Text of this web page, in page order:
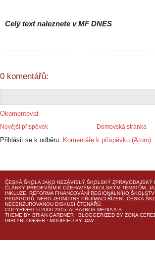
Celý text naleznete v MF DNES
0 komentářů:
Okomentovat
Novější příspěvek Domovská stránka
Přihlásit se k odběru: Komentáře k příspěvku (Atom)
ČESKÁ ŠKOLA JAKO NEZÁVISLÝ ŠKOLSKÝ ZPRAVODAJSKÝ
ČLÁNKY PŘEDEVŠÍM K OŽEHAVÝM ŠKOLSKÝM TÉMATŮM,
INKLUZE, REFORMA FINANCOVÁNÍ REGIONÁLNÍHO
PEDAGOGŮ, NEBO JEDNOTNÉ PŘIJÍMACÍ ŘÍZENÍ. ČESKÁ
NECENZUROVANOU DISKUSI ČTENÁŘŮ.
COPYRIGHT © 2000-2015· ALBATROS MEDIA A.S.
THEME BY BRIAN GARDNER · BLOGGERIZED BY ZONA
GIRLYBLOGGER · MODIFIED BY J4W